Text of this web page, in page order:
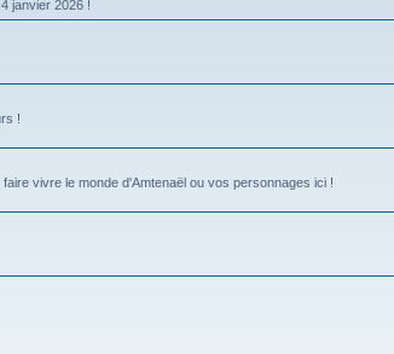
janvier 2026 !
!
vivre le monde d'Amtenaël ou vos personnages ici !